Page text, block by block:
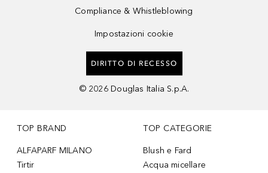
Compliance & Whistleblowing
Impostazioni cookie
DIRITTO DI RECESSO
© 2026 Douglas Italia S.p.A.
TOP BRAND
ALFAPARF MILANO
Tirtir
TOP CATEGORIE
Blush e Fard
Acqua micellare